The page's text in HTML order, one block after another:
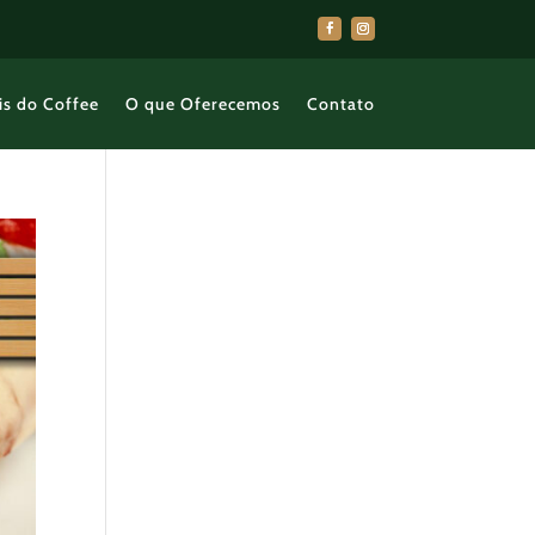
do Coffee O que Oferecemos Contato